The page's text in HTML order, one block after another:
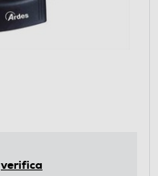
verifica